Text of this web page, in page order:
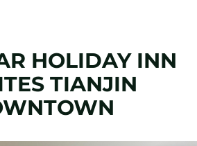
HOLIDAY INN
TIANJIN